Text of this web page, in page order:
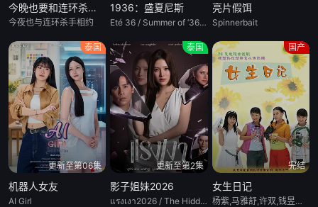
今晚也要和连环杀手约会
今夜也与连环杀手相约
1936：盛夏尼斯
Eté 36 / Summer of ’36‎ / Summer of 36
亮片假饵
Spinnerbait
泰国
更新至第06集
机器人女友
AI Girl
泰国
更新至第2集
影子姐妹2026
แรงเงา2026 / The Hidden Shadows
国产
完结
女生日记
杨紫,马雅舒,许双,钱昱璇,莫诗旎,康琳浠,崔彬斌,郝明奇,盛超,程澄,李兆林,黄杨,刘美含,张超良,钱博,王艺甜,谢怀逸,张立志,高全胜,陈燕,刘小翠,陈伟榕,鲁莽,马婷,米敬白,王江,郑晓宁,阎青妤,王志国,孟颖,高大伟,郑玉,张作峰,颜茜菁,黄思思,石慧英,周一杰,钟青城,曹新刚,林好,吴哲,孙浩,杨卫群,刘畅,李翔,王玉金,蔡雁澜,周琼